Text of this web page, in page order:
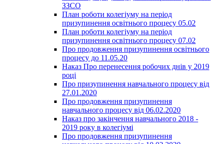
ЗЗСО
План роботи колегіуму на період
призупинення освітнього процесу 05.02
План роботи колегіуму на період
призупинення освітнього процесу 07.02
Про продовження призупинення освітнього
процесу до 11.05.20
Наказ Про перенесення робочих днів у 2019
році
Про призупинення навчального процесу від
27.01.2020
Про продовження призупинення
навчального процесу від 06.02.2020
Наказ про закінчення навчального 2018 -
2019 року в колегіумі
Про продовження призупинення